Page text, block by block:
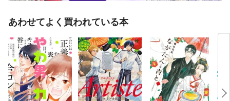
あわせてよく買われている本